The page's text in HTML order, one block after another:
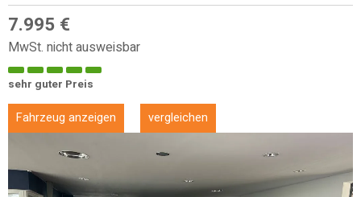
7.995 €
MwSt. nicht ausweisbar
sehr guter Preis
Fahrzeug anzeigen vergleichen